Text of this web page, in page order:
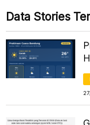
Data Stories